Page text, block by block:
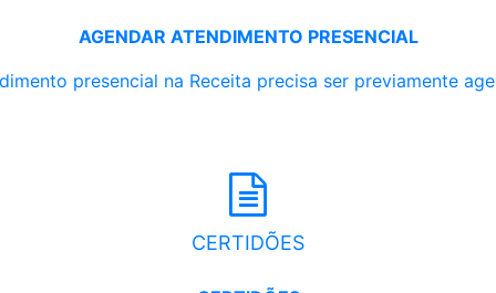
AGENDAR ATENDIMENTO PRESENCIAL
presencial na Receita precisa ser previamente
CERTIDÕES